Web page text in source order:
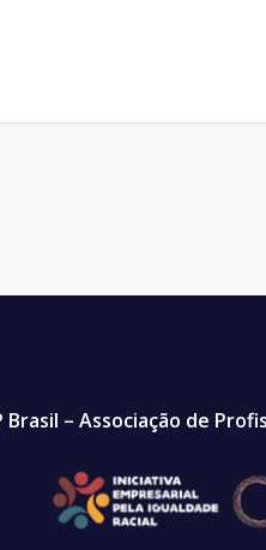
Brasil – Associação de